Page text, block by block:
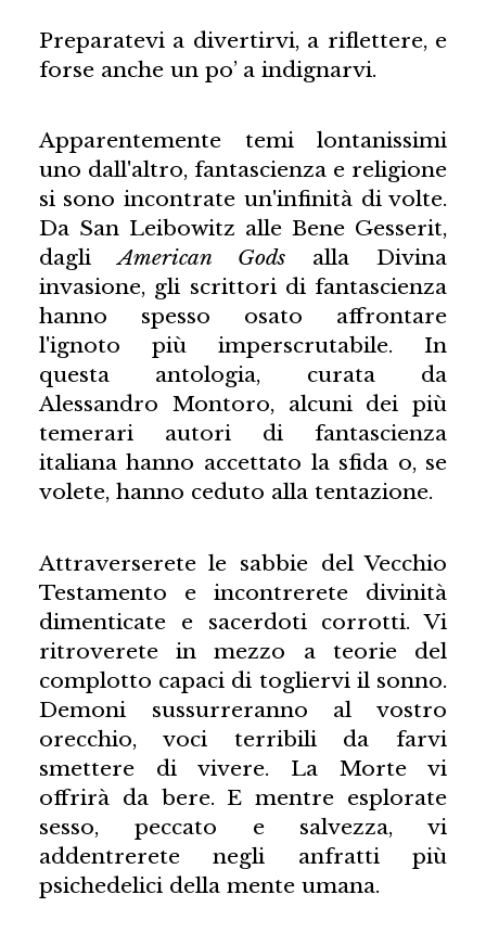
Preparatevi a divertirvi, a riflettere, e
forse anche un po’ a indignarvi.
Apparentemente temi lontanissimi
uno dall'altro, fantascienza e religione
si sono incontrate un'infinità di volte.
Da San Leibowitz alle Bene Gesserit,
dagliAmerican Gods alla Divina
invasione, gli scrittori di fantascienza
hanno spesso osato affrontare
l'ignoto più imperscrutabile. In
questa antologia, curata da
Alessandro Montoro, alcuni dei più
temerari autori di fantascienza
italiana hanno accettato la sfida o, se
volete, hanno ceduto alla tentazione.
Attraverserete le sabbie del Vecchio
Testamento e incontrerete divinità
dimenticate e sacerdoti corrotti. Vi
ritroverete in mezzo a teorie del
complotto capaci di togliervi il sonno.
Demoni sussurreranno al vostro
orecchio, voci terribili da farvi
smettere di vivere. La Morte vi
offrirà da bere. E mentre esplorate
sesso, peccato e salvezza, vi
addentrerete negli anfratti più
psichedelici della mente umana.